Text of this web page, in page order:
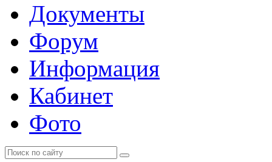
Документы
Форум
Информация
Кабинет
Фото